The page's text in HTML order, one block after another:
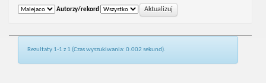
Autorzy/rekord
Rezultaty 1-1 z 1 (Czas wyszukiwania: 0.002 sekund).